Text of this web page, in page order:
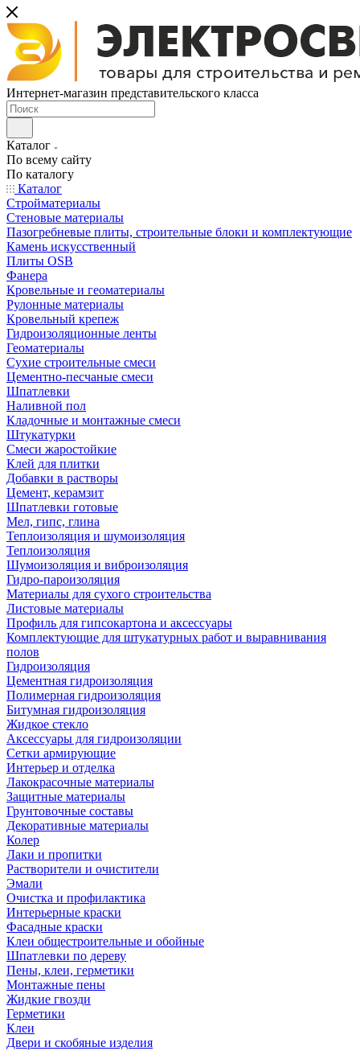
Интернет-магазин представительского класса
Каталог
По всему сайту
По каталогу
Каталог
Стройматериалы
Стеновые материалы
Пазогребневые плиты, строительные блоки и комплектующие
Камень искусственный
Плиты OSB
Фанера
Кровельные и геоматериалы
Рулонные материалы
Кровельный крепеж
Гидроизоляционные ленты
Геоматериалы
Сухие строительные смеси
Цементно-песчаные смеси
Шпатлевки
Наливной пол
Кладочные и монтажные смеси
Штукатурки
Смеси жаростойкие
Клей для плитки
Добавки в растворы
Цемент, керамзит
Шпатлевки готовые
Мел, гипс, глина
Теплоизоляция и шумоизоляция
Теплоизоляция
Шумоизоляция и виброизоляция
Гидро-пароизоляция
Материалы для сухого строительства
Листовые материалы
Профиль для гипсокартона и аксессуары
Комплектующие для штукатурных работ и выравнивания
полов
Гидроизоляция
Цементная гидроизоляция
Полимерная гидроизоляция
Битумная гидроизоляция
Жидкое стекло
Аксессуары для гидроизоляции
Сетки армирующие
Интерьер и отделка
Лакокрасочные материалы
Защитные материалы
Грунтовочные составы
Декоративные материалы
Колер
Лаки и пропитки
Растворители и очистители
Эмали
Очистка и профилактика
Интерьерные краски
Фасадные краски
Клеи общестроительные и обойные
Шпатлевки по дереву
Пены, клеи, герметики
Монтажные пены
Жидкие гвозди
Герметики
Клеи
Двери и скобяные изделия